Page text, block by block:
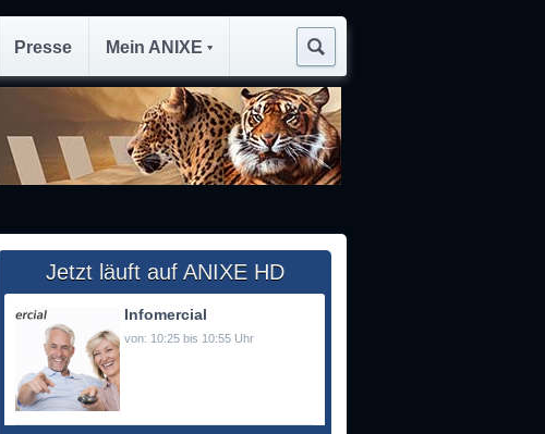
Presse Mein ANIXE
Jetzt läuft auf ANIXE HD
Infomercial
von: 10:25 bis 10:55 Uhr